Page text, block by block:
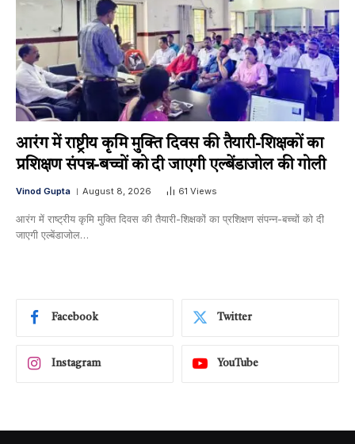
आरंग में राष्ट्रीय कृमि मुक्ति दिवस की तैयारी-शिक्षकों का
प्रशिक्षण संपन्न-बच्चों को दी जाएगी एल्बेंडाजोल की गोली
Vinod Gupta August 8, 2026 61 Views
आरंग में राष्ट्रीय कृमि मुक्ति दिवस की तैयारी-शिक्षकों का प्रशिक्षण संपन्न-बच्चों को दी
जाएगी एल्बेंडाजोल…
Facebook Twitter
Instagram YouTube